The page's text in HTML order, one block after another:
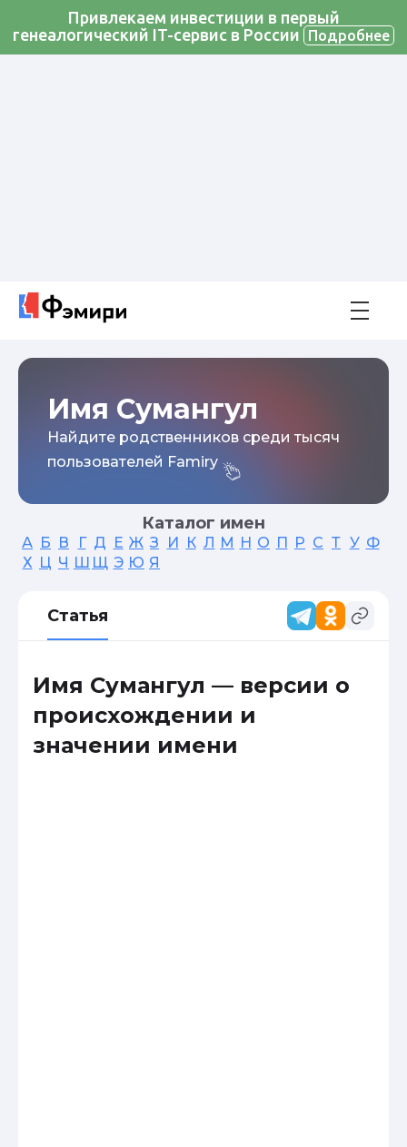
Привлекаем инвестиции в первый
генеалогический IT-сервис в России
Подробнее
Имя Сумангул
Найдите родственников среди тысяч
пользователей Famiry
Каталог имен
А Б В Г Д Е Ж З И К Л М Н О П Р С Т У Ф
Х Ц Ч Ш Щ Э Ю Я
Статья
Имя Сумангул — версии о
происхождении и
значении имени